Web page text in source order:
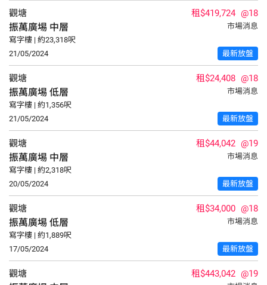
觀塘 租$419,724 @18
振萬廣埸 中層
市場消息
寫字樓 | 約23,318呎
21/05/2024
最新放盤
觀塘 租$24,408 @18
振萬廣埸 低層
市場消息
寫字樓 | 約1,356呎
21/05/2024
最新放盤
觀塘 租$44,042 @19
振萬廣埸 中層
市場消息
寫字樓 | 約2,318呎
20/05/2024
最新放盤
觀塘 租$34,000 @18
振萬廣埸 低層
市場消息
寫字樓 | 約1,889呎
17/05/2024
最新放盤
觀塘 租$443,042 @19